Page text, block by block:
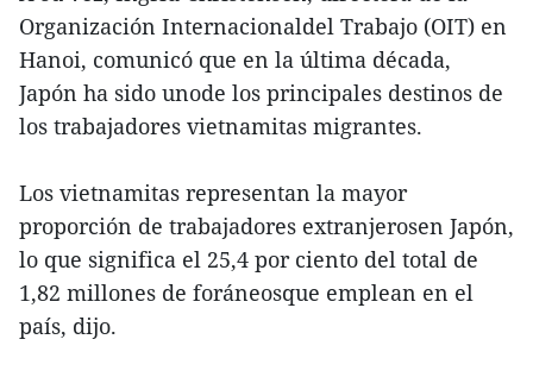
Organización Internacionaldel Trabajo (OIT) en
Hanoi, comunicó que en la última década,
Japón ha sido unode los principales destinos de
los trabajadores vietnamitas migrantes.
Los vietnamitas representan la mayor
proporción de trabajadores extranjerosen Japón,
lo que significa el 25,4 por ciento del total de
1,82 millones de foráneosque emplean en el
país, dijo.